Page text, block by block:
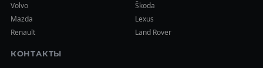
Volvo
Škoda
Mazda
Lexus
Renault
Land Rover
КОНТАКТЫ